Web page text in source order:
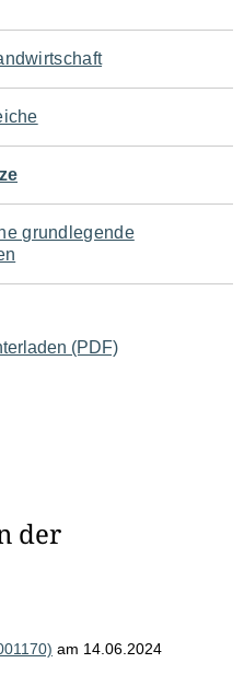
grundlegende
(PDF)
der
am 14.06.2024